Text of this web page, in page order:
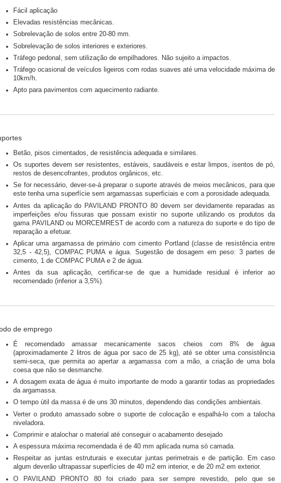
Fácil aplicação
Elevadas resistências mecânicas.
Sobrelevação de solos entre 20-80 mm.
Sobrelevação de solos interiores e exteriores.
Tráfego pedonal, sem utilização de empilhadores. Não sujeito a impactos.
Tráfego ocasional de veículos ligeiros com rodas suaves até uma velocidade máxima de
10km/h.
Apto para pavimentos com aquecimento radiante.
Betão, pisos cimentados, de resistência adequada e similares.
Os suportes devem ser resistentes, estáveis, saudáveis e estar limpos, isentos de pó,
restos de desencofrantes, produtos orgânicos, etc.
Se for necessário, dever-se-á preparar o suporte através de meios mecânicos, para que
este tenha uma superfície sem argamassas superficiais e com a porosidade adequada.
Antes da aplicação do PAVILAND PRONTO 80 devem ser devidamente reparadas as
imperfeições e/ou fissuras que possam existir no suporte utilizando os produtos da
gama PAVILAND ou MORCEMREST de acordo com a natureza do suporte e do tipo de
reparação a efetuar.
Aplicar uma argamassa de primário com cimento Portland (classe de resistência entre
32,5 - 42,5), COMPAC PUMA e água. Sugestão de dosagem em peso: 3 partes de
cimento, 1 de COMPAC PUMA e 2 de água.
Antes da sua aplicação, certificar-se de que a humidade residual é inferior ao
recomendado (inferior a 3,5%).
de emprego
É recomendado amassar mecanicamente sacos cheios com 8% de água
(aproximadamente 2 litros de água por saco de 25 kg), até se obter uma consistência
semi-seca, que permita ao apertar a argamassa com a mão, a criação de uma bola
coesa que não se desmanche.
A dosagem exata de água é muito importante de modo a garantir todas as propriedades
da argamassa.
O tempo útil da massa é de uns 30 minutos, dependendo das condições ambientais.
Verter o produto amassado sobre o suporte de colocação e espalhá-lo com a talocha
niveladora.
Comprimir e atalochar o material até conseguir o acabamento desejado
A espessura máxima recomendada é de 40 mm aplicada numa só camada.
Respeitar as juntas estruturais e executar juntas perimetrais e de partição. Em caso
algum deverão ultrapassar superfícies de 40 m2 em interior, e de 20 m2 em exterior.
O PAVILAND PRONTO 80 foi criado para ser sempre revestido, pelo que se